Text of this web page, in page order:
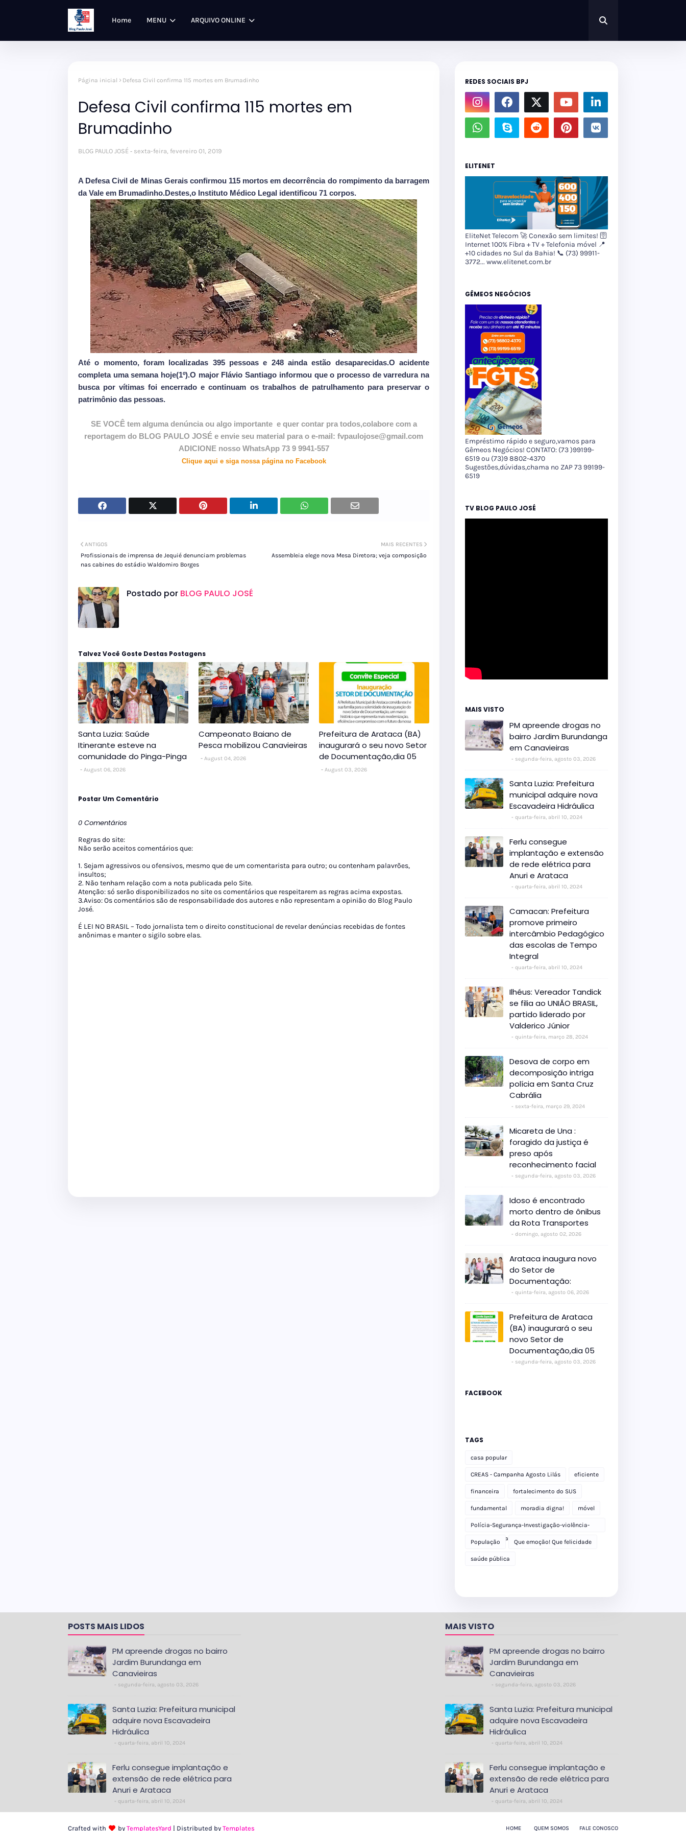
Home MENU ARQUIVO ONLINE
Página inicial Defesa Civil confirma 115 mortes em Brumadinho
Defesa Civil confirma 115 mortes em
Brumadinho
BLOG PAULO JOSÉ sexta-feira, fevereiro 01, 2019
A Defesa Civil de Minas Gerais confirmou 115 mortos em decorrência do rompimento da barragem
da Vale em Brumadinho.Destes,o Instituto Médico Legal identificou 71 corpos.
Até o momento, foram localizadas 395 pessoas e 248 ainda estão desaparecidas.O acidente
completa uma semana hoje(1º).O major Flávio Santiago informou que o processo de varredura na
busca por vítimas foi encerrado e continuam os trabalhos de patrulhamento para preservar o
patrimônio das pessoas.
SE VOCÊ tem alguma denúncia ou algo importante e quer contar pra todos,colabore com a
reportagem do BLOG PAULO JOSÉ e envie seu material para o e-mail: fvpaulojose@gmail.com
ADICIONE nosso WhatsApp 73 9 9941-557
Clique aqui e siga nossa página no Facebook
MAIS RECENTES
Assembleia elege nova Mesa Diretora; veja composição
ANTIGOS
Profissionais de imprensa de Jequié denunciam problemas
nas cabines do estádio Waldomiro Borges
Postado por BLOG PAULO JOSÉ
Talvez Você Goste Destas Postagens
Santa Luzia: Saúde
Itinerante esteve na
comunidade do Pinga-Pinga
August 06, 2026
Campeonato Baiano de
Pesca mobilizou Canavieiras
August 04, 2026
Prefeitura de Arataca (BA)
inaugurará o seu novo Setor
de Documentação,dia 05
August 03, 2026
Postar Um Comentário
0 Comentários
Regras do site:
Não serão aceitos comentários que:
1. Sejam agressivos ou ofensivos, mesmo que de um comentarista para outro; ou contenham palavrões,
insultos;
2. Não tenham relação com a nota publicada pelo Site.
Atenção: só serão disponibilizados no site os comentários que respeitarem as regras acima expostas.
3.Aviso: Os comentários são de responsabilidade dos autores e não representam a opinião do Blog Paulo
José.
É LEI NO BRASIL – Todo jornalista tem o direito constitucional de revelar denúncias recebidas de fontes
anônimas e manter o sigilo sobre elas.
REDES SOCIAIS BPJ
ELITENET
EliteNet Telecom 🚀 Conexão sem limites! 🛜
Internet 100% Fibra + TV + Telefonia móvel 📍
+10 cidades no Sul da Bahia! 📞 (73) 99911-
3772... www.elitenet.com.br
GÊMEOS NEGÓCIOS
Empréstimo rápido e seguro,vamos para
Gêmeos Negócios! CONTATO: (73 )99199-
6519 ou (73)9 8802-4370
Sugestões,dúvidas,chama no ZAP 73 99199-
6519
TV BLOG PAULO JOSÉ
MAIS VISTO
PM apreende drogas no
bairro Jardim Burundanga
em Canavieiras
segunda-feira, agosto 03, 2026
Santa Luzia: Prefeitura
municipal adquire nova
Escavadeira Hidráulica
quarta-feira, abril 10, 2024
Ferlu consegue
implantação e extensão
de rede elétrica para
Anuri e Arataca
quarta-feira, abril 10, 2024
Camacan: Prefeitura
promove primeiro
intercâmbio Pedagógico
das escolas de Tempo
Integral
quarta-feira, abril 10, 2024
Ilhéus: Vereador Tandick
se filia ao UNIÃO BRASIL,
partido liderado por
Valderico Júnior
quinta-feira, março 28, 2024
Desova de corpo em
decomposição intriga
polícia em Santa Cruz
Cabrália
sexta-feira, março 29, 2024
Micareta de Una :
foragido da justiça é
preso após
reconhecimento facial
segunda-feira, agosto 03, 2026
Idoso é encontrado
morto dentro de ônibus
da Rota Transportes
domingo, agosto 02, 2026
Arataca inaugura novo
do Setor de
Documentação:
quinta-feira, agosto 06, 2026
Prefeitura de Arataca
(BA) inaugurará o seu
novo Setor de
Documentação,dia 05
segunda-feira, agosto 03, 2026
FACEBOOK
TAGS
casa popular
CREAS - Campanha Agosto Lilás eficiente
financeira fortalecimento do SUS
fundamental moradia digna! móvel
Polícia-Segurança-Investigação-violência-
Polícia Militar-delegacia
População Que emoção! Que felicidade
saúde pública
POSTS MAIS LIDOS
PM apreende drogas no bairro
Jardim Burundanga em
Canavieiras
segunda-feira, agosto 03, 2026
Santa Luzia: Prefeitura municipal
adquire nova Escavadeira
Hidráulica
quarta-feira, abril 10, 2024
Ferlu consegue implantação e
extensão de rede elétrica para
Anuri e Arataca
quarta-feira, abril 10, 2024
MAIS VISTO
PM apreende drogas no bairro
Jardim Burundanga em
Canavieiras
segunda-feira, agosto 03, 2026
Santa Luzia: Prefeitura municipal
adquire nova Escavadeira
Hidráulica
quarta-feira, abril 10, 2024
Ferlu consegue implantação e
extensão de rede elétrica para
Anuri e Arataca
quarta-feira, abril 10, 2024
HOME QUEM SOMOS FALE CONOSCO
Crafted with by TemplatesYard | Distributed by Templates